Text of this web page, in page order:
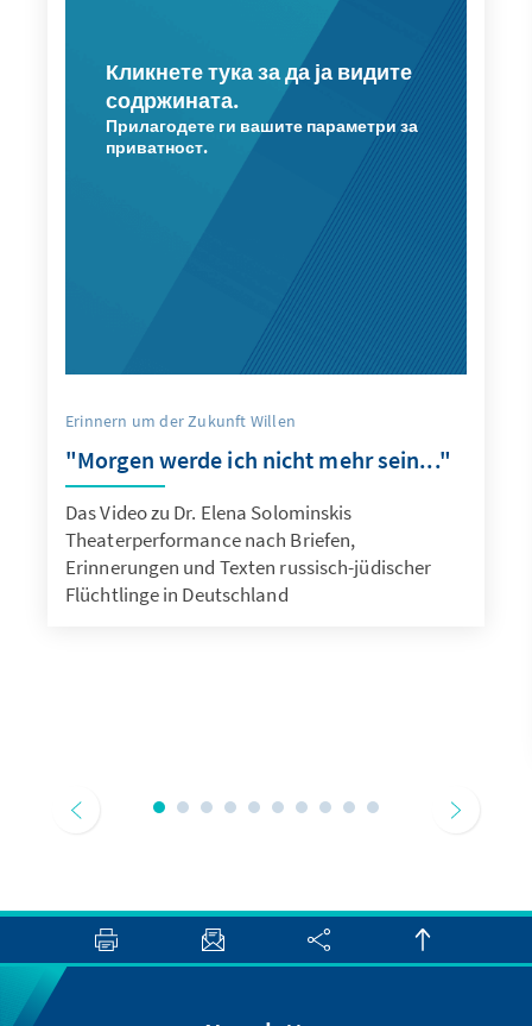
Кликнете тука за да ја видите
содржината.
Прилагодете ги вашите параметри за
приватност.
Erinnern um der Zukunft Willen
"Morgen werde ich nicht mehr sein..."
Das Video zu Dr. Elena Solominskis
Theaterperformance nach Briefen,
Erinnerungen und Texten russisch-jüdischer
Flüchtlinge in Deutschland